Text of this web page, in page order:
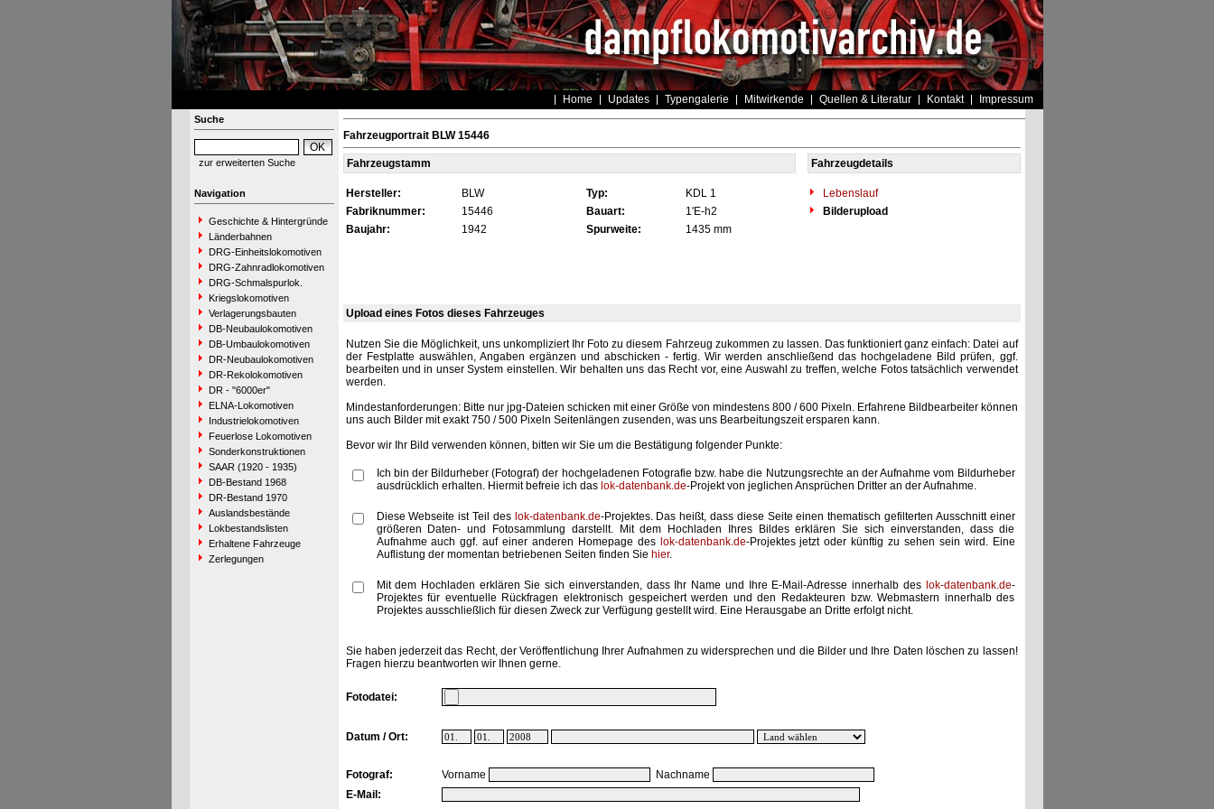
Home Updates Typengalerie Mitwirkende Quellen & Literatur Kontakt Impressum
Suche
zur erweiterten Suche
Navigation
Geschichte & Hintergründe
Länderbahnen
DRG-Einheitslokomotiven
DRG-Zahnradlokomotiven
DRG-Schmalspurlok.
Kriegslokomotiven
Verlagerungsbauten
DB-Neubaulokomotiven
DB-Umbaulokomotiven
DR-Neubaulokomotiven
DR-Rekolokomotiven
DR - "6000er"
ELNA-Lokomotiven
Industrielokomotiven
Feuerlose Lokomotiven
Sonderkonstruktionen
SAAR (1920 - 1935)
DB-Bestand 1968
DR-Bestand 1970
Auslandsbestände
Lokbestandslisten
Erhaltene Fahrzeuge
Zerlegungen
Fahrzeugportrait BLW 15446
Fahrzeugstamm Fahrzeugdetails
Hersteller: BLW Typ: KDL 1
Lebenslauf
Fabriknummer:
15446 Bauart: 1'E-h2
Bilderupload
Baujahr:
1942 Spurweite: 1435 mm
Upload eines Fotos dieses Fahrzeuges
Nutzen Sie die Möglichkeit, uns unkompliziert Ihr Foto zu diesem Fahrzeug zukommen zu lassen. Das funktioniert ganz einfach: Datei auf
der Festplatte auswählen, Angaben ergänzen und abschicken - fertig. Wir werden anschließend das hochgeladene Bild prüfen, ggf.
bearbeiten und in unser System einstellen. Wir behalten uns das Recht vor, eine Auswahl zu treffen, welche Fotos tatsächlich verwendet
werden.
Mindestanforderungen: Bitte nur jpg-Dateien schicken mit einer Größe von mindestens 800 / 600 Pixeln. Erfahrene Bildbearbeiter können
uns auch Bilder mit exakt 750 / 500 Pixeln Seitenlängen zusenden, was uns Bearbeitungszeit ersparen kann.
Bevor wir Ihr Bild verwenden können, bitten wir Sie um die Bestätigung folgender Punkte:
Ich bin der Bildurheber (Fotograf) der hochgeladenen Fotografie bzw. habe die Nutzungsrechte an der Aufnahme vom Bildurheber
ausdrücklich erhalten. Hiermit befreie ich das lok-datenbank.de-Projekt von jeglichen Ansprüchen Dritter an der Aufnahme.
Diese Webseite ist Teil des lok-datenbank.de-Projektes. Das heißt, dass diese Seite einen thematisch gefilterten Ausschnitt einer
größeren Daten- und Fotosammlung darstellt. Mit dem Hochladen Ihres Bildes erklären Sie sich einverstanden, dass die
Aufnahme auch ggf. auf einer anderen Homepage des lok-datenbank.de-Projektes jetzt oder künftig zu sehen sein wird. Eine
Auflistung der momentan betriebenen Seiten finden Sie hier.
Mit dem Hochladen erklären Sie sich einverstanden, dass Ihr Name und Ihre E-Mail-Adresse innerhalb des lok-datenbank.de-
Projektes für eventuelle Rückfragen elektronisch gespeichert werden und den Redakteuren bzw. Webmastern innerhalb des
Projektes ausschließlich für diesen Zweck zur Verfügung gestellt wird. Eine Herausgabe an Dritte erfolgt nicht.
Sie haben jederzeit das Recht, der Veröffentlichung Ihrer Aufnahmen zu widersprechen und die Bilder und Ihre Daten löschen zu lassen!
Fragen hierzu beantworten wir Ihnen gerne.
Fotodatei:
Datum / Ort:
Fotograf: Vorname
Nachname
E-Mail: